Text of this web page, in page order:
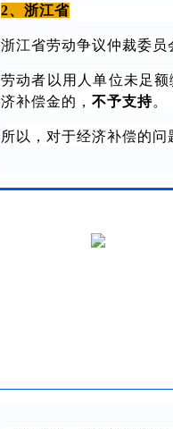
2、浙江省
浙江省劳动争议仲裁委员
劳动者以用人单位未足
济补偿金的， 不予支持。
所以，对于经济补偿的问